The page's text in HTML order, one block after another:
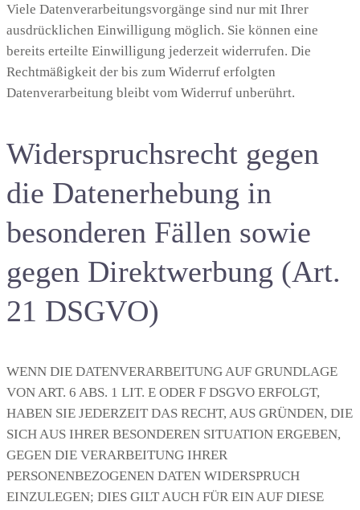
Viele Datenverarbeitungsvorgänge sind nur mit Ihrer
ausdrücklichen Einwilligung möglich. Sie können eine
bereits erteilte Einwilligung jederzeit widerrufen. Die
Rechtmäßigkeit der bis zum Widerruf erfolgten
Datenverarbeitung bleibt vom Widerruf unberührt.
Widerspruchsrecht gegen
die Datenerhebung in
besonderen Fällen sowie
gegen Direktwerbung (Art.
21 DSGVO)
WENN DIE DATENVERARBEITUNG AUF GRUNDLAGE
VON ART. 6 ABS. 1 LIT. E ODER F DSGVO ERFOLGT,
HABEN SIE JEDERZEIT DAS RECHT, AUS GRÜNDEN, DIE
SICH AUS IHRER BESONDEREN SITUATION ERGEBEN,
GEGEN DIE VERARBEITUNG IHRER
PERSONENBEZOGENEN DATEN WIDERSPRUCH
EINZULEGEN; DIES GILT AUCH FÜR EIN AUF DIESE